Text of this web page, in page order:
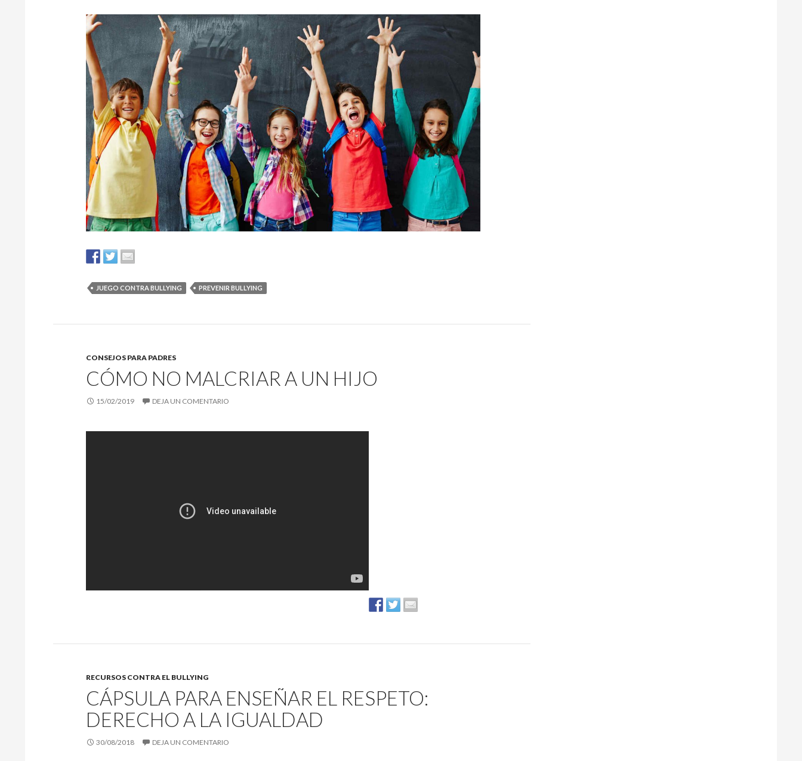
JUEGO CONTRA BULLYING PREVENIR BULLYING
CONSEJOS PARA PADRES
CÓMO NO MALCRIAR A UN HIJO
15/02/2019 DEJA UN COMENTARIO
RECURSOS CONTRA EL BULLYING
CÁPSULA PARA ENSEÑAR EL RESPETO:
DERECHO A LA IGUALDAD
30/08/2018 DEJA UN COMENTARIO